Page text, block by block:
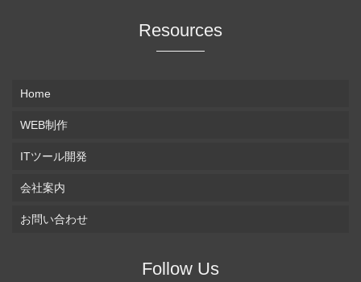
Resources
Home
WEB制作
ITツール開発
会社案内
お問い合わせ
Follow Us